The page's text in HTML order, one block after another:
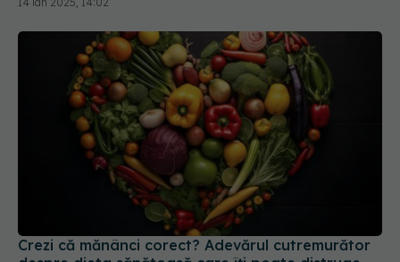
Crezi că mănânci corect? Adevărul cutremurător
despre dieta sănătoasă care îți poate distruge
25 iun 2025, 15:52